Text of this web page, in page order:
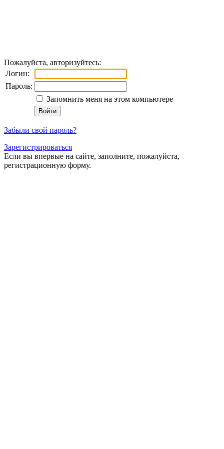
Пожалуйста, авторизуйтесь:
Логин:
Пароль:
Запомнить меня на этом компьютере
Забыли свой пароль?
Зарегистрироваться
Если вы впервые на сайте, заполните, пожалуйста,
регистрационную форму.